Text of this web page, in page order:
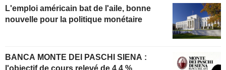
L'emploi américain bat de l'aile, bonne
nouvelle pour la politique monétaire
BANCA MONTE DEI PASCHI SIENA :